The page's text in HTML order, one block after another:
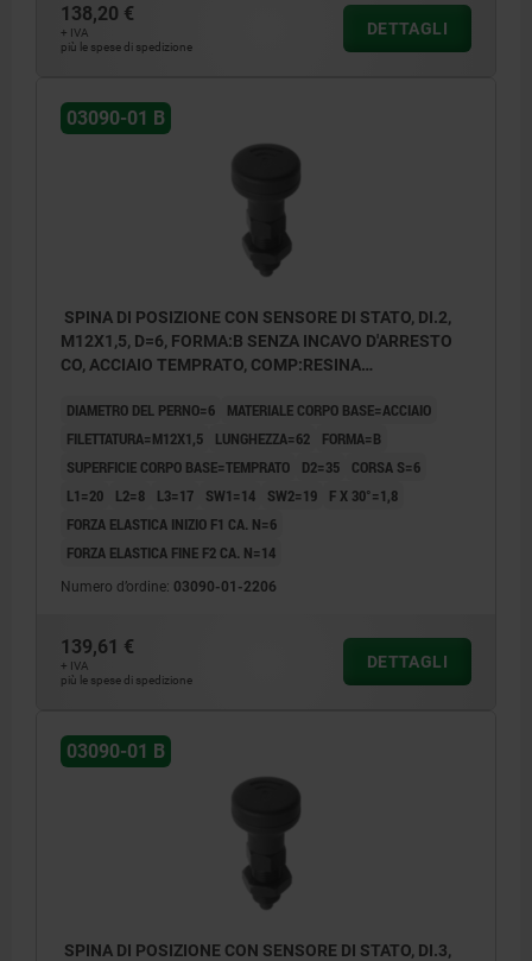
138,20 €
+ IVA
più le spese di spedizione
DETTAGLI
03090-01 B
SPINA DI POSIZIONE CON SENSORE DI STATO, DI.2,
M12X1,5, D=6, FORMA:B SENZA INCAVO D'ARRESTO
CO, ACCIAIO TEMPRATO, COMP:RESINA
UN3091 CLASSE MERCI PERICOL.9
DIAMETRO DEL PERNO=6
MATERIALE CORPO BASE=ACCIAIO
FILETTATURA=M12X1,5
LUNGHEZZA=62
FORMA=B
SUPERFICIE CORPO BASE=TEMPRATO
D2=35
CORSA S=6
L1=20
L2=8 L3=17 SW1=14 SW2=19
F X 30°=1,8
FORZA ELASTICA INIZIO F1 CA. N=6
FORZA ELASTICA FINE F2 CA. N=14
Numero d’ordine: 03090-01-2206
139,61 €
+ IVA
più le spese di spedizione
DETTAGLI
03090-01 B
SPINA DI POSIZIONE CON SENSORE DI STATO, DI.3,